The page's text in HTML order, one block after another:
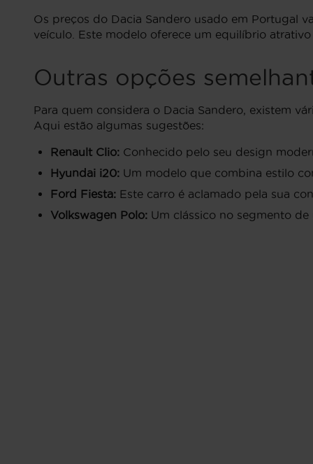
Os preços do Dacia Sandero usado em Portugal
veículo. Este modelo oferece um equilíbrio
Outras opções
Para quem considera o Dacia Sandero, existem
Aqui estão algumas sugestões:
Renault Clio: Conhecido pelo seu design
Hyundai i20: Um modelo que combina estilo
Ford Fiesta: Este carro é aclamado pela sua
Volkswagen Polo: Um clássico no segmento